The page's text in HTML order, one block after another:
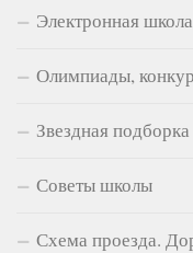
Электронная
Олимпиады,
Звездная подборка
Советы школы
Схема проезда.